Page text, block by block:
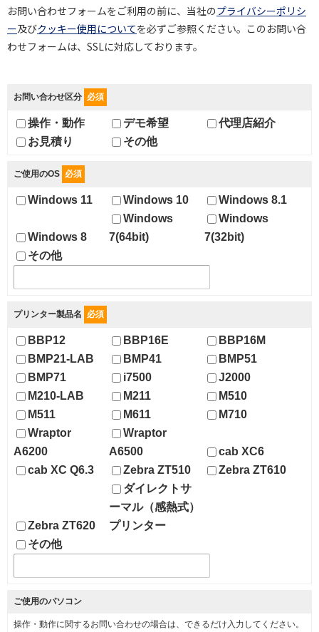
お問い合わせフォームをご利用の前に、当社のプライバシーポリシ
ー及びクッキー使用についてを必ずご参照ください。このお問い合
わせフォームは、SSLに対応しております。
お問い合わせ区分 必須
操作・動作 デモ希望
代理店紹介
お見積り
その他
ご使用のOS 必須
Windows 11 Windows 10 Windows 8.1
Windows 8
Windows
7(64bit)
Windows
7(32bit)
その他
プリンター製品名 必須
BBP12 BBP16E
BBP16M
BMP21-LAB
BMP41
BMP51
BMP71
i7500
J2000
M210-LAB
M211
M510
M511
M611
M710
Wraptor
A6200
Wraptor
A6500
cab XC6
cab XC Q6.3
Zebra ZT510 Zebra ZT610
Zebra ZT620
ダイレクトサ
ーマル（感熱式）
プリンター
その他
ご使用のパソコン
操作・動作に関するお問い合わせの場合は、できるだけ入力してください。